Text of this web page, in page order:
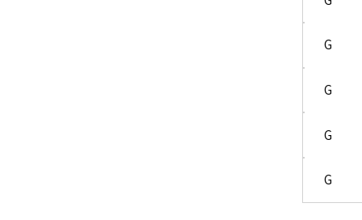
G
G
G
G